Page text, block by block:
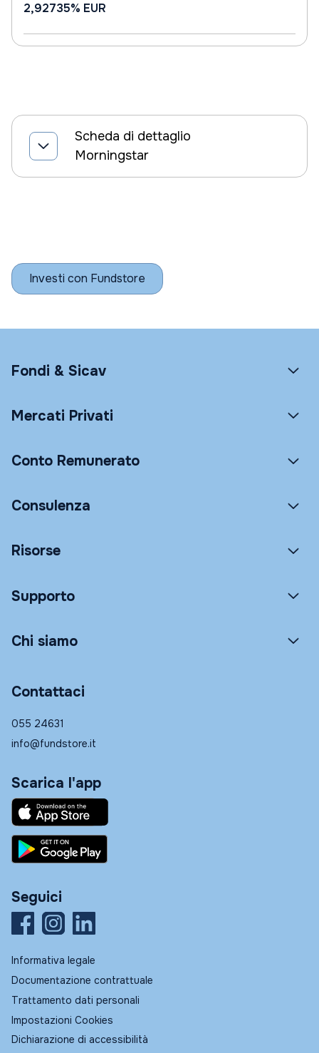
2,92735% EUR
Scheda di dettaglio
Morningstar
Investi con Fundstore
Fondi & Sicav
Mercati Privati
Conto Remunerato
Consulenza
Risorse
Supporto
Chi siamo
Contattaci
055 24631
info@fundstore.it
Scarica l'app
Seguici
Informativa legale
Documentazione contrattuale
Trattamento dati personali
Impostazioni Cookies
Dichiarazione di accessibilità